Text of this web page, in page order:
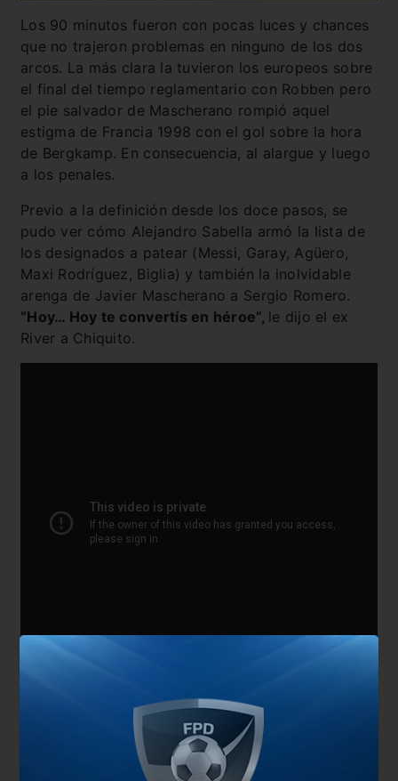
Los 90 minutos fueron con pocas luces y chances
que no trajeron problemas en ninguno de los dos
arcos. La más clara la tuvieron los europeos sobre
el final del tiempo reglamentario con Robben pero
el pie salvador de Mascherano rompió aquel
estigma de Francia 1998 con el gol sobre la hora
de Bergkamp. En consecuencia, al alargue y luego
a los penales.
Previo a la definición desde los doce pasos, se
pudo ver cómo Alejandro Sabella armó la lista de
los designados a patear (Messi, Garay, Agüero,
Maxi Rodríguez, Biglia) y también la inolvidable
arenga de Javier Mascherano a Sergio Romero.
“Hoy… Hoy te convertís en héroe”, le dijo el ex
River a Chiquito.
En los penales, Romero infló el pecho, recibió cada
palabra del Jefecito y contuvo dos disparos: a
Vlaar y Sneijder, mientras que la Albiceleste